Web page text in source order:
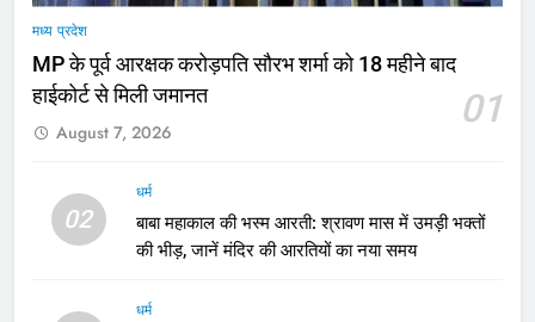
मध्य प्रदेश
MP के पूर्व आरक्षक करोड़पति सौरभ शर्मा को 18 महीने बाद
हाईकोर्ट से मिली जमानत
01
August 7, 2026
02
धर्म
बाबा महाकाल की भस्म आरती: श्रावण मास में उमड़ी भक्तों
की भीड़, जानें मंदिर की आरतियों का नया समय
धर्म